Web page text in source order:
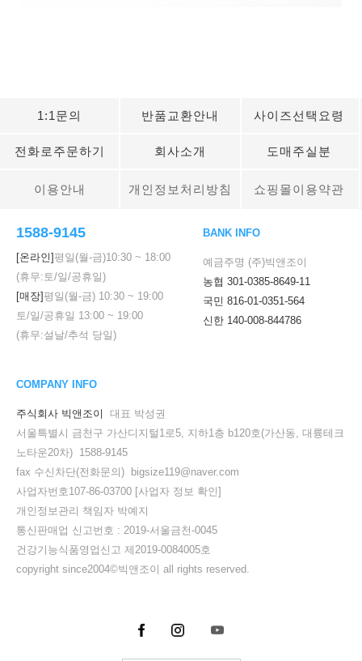
1:1문의 반품교환안내 사이즈선택요령
전화로주문하기 회사소개 도매주실분
이용안내 개인정보처리방침 쇼핑몰이용약관
1588-9145
[온라인]평일(월-금)10:30 ~ 18:00
(휴무:토/일/공휴일)
[매장]평일(월-금) 10:30 ~ 19:00
토/일/공휴일 13:00 ~ 19:00
(휴무:설날/추석 당일)
BANK INFO
예금주명 (주)빅앤조이
농협 301-0385-8649-11
국민 816-01-0351-564
신한 140-008-844786
COMPANY INFO
주식회사 빅앤조이
대표 박성권
서울특별시 금천구 가산디지털1로5, 지하1층 b120호(가산동, 대륭테크
노타운20차) 1588-9145
fax 수신차단(전화문의) bigsize119@naver.com
사업자번호107-86-03700 [사업자 정보 확인]
개인정보관리 책임자 박예지
통신판매업 신고번호 : 2019-서울금천-0045
건강기능식품영업신고 제2019-0084005호
copyright since2004©빅앤조이 all rights reserved.